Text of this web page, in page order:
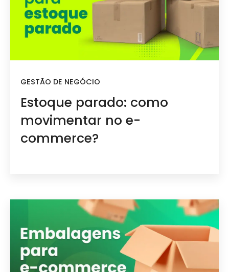
GESTÃO DE NEGÓCIO
Estoque parado: como
movimentar no e-
commerce?